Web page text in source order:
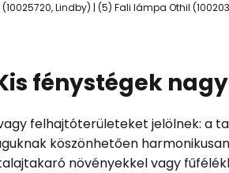
Lindby) | (5) Fali lámpa Othil
fénystégek
felhajtóterületeket jelölnek: a
köszönhetően
növényekkel vagy